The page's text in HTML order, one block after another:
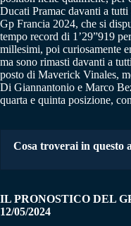
Ducati Pramac davanti a
Gp Francia 2024, che si
tempo record di 1’29”919
millesimi, poi curiosamente
ma sono rimasti davanti a
posto di Maverick Vinales,
Di Giannantonio e Marco
quarta e quinta posizione,
Cosa troverai in questo
IL PRONOSTICO DEL
12/05/2024